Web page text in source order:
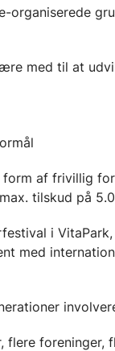
organiserede
med til at
af frivillig
tilskud på
i
med
flere foreninger,